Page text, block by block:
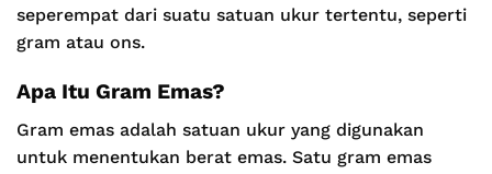
seperempat dari suatu satuan ukur tertentu, seperti
gram atau ons.
Apa Itu Gram Emas?
Gram emas adalah satuan ukur yang digunakan
untuk menentukan berat emas. Satu gram emas